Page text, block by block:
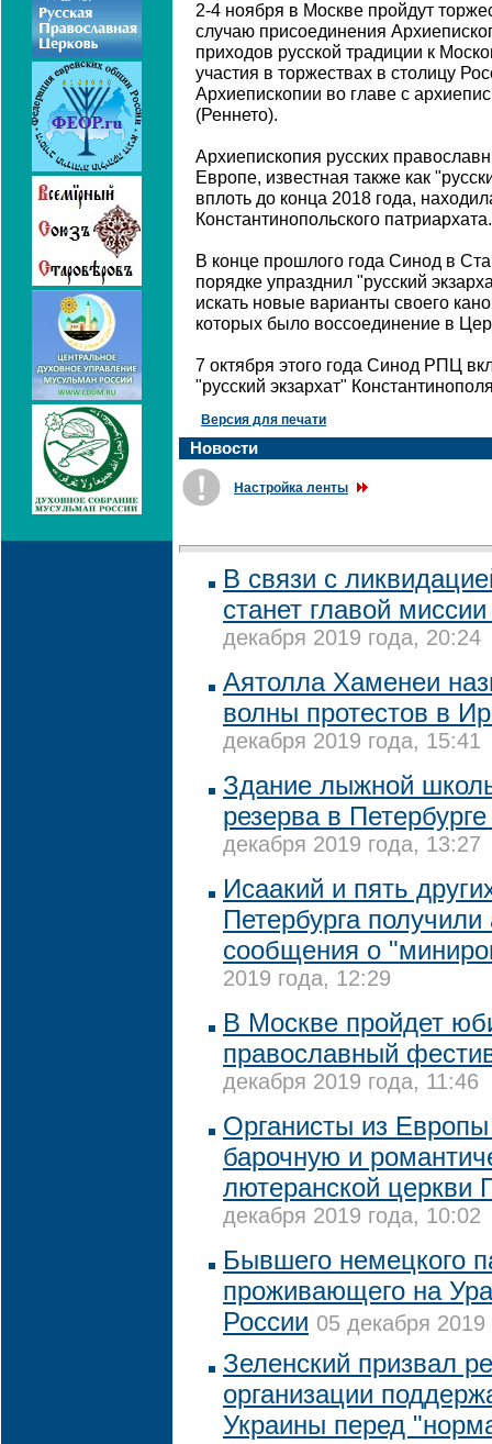
2-4 ноября в Москве пройдут
случаю присоединения
приходов русской традиции к
участия в торжествах в столицу
Архиепископии во главе с
(Реннето).
Архиепископия русских
Европе, известная также как
вплоть до конца 2018 года,
Константинопольского патриархата.
В конце прошлого года Синод в
порядке упразднил "русский
искать новые варианты своего
которых было воссоединение в
7 октября этого года Синод РПЦ
"русский экзархат"
Версия для печати
Новости
Настройка ленты
В связи с
станет главой
декабря 2019 года, 20:24
Аятолла Хаменеи
волны протестов в
декабря 2019 года, 15:41
Здание лыжной
резерва в
декабря 2019 года, 13:27
Исаакий и пять
Петербурга
сообщения о
2019 года, 12:29
В Москве пройдет
православный
декабря 2019 года, 11:46
Органисты из
барочную и
лютеранской церкви
декабря 2019 года, 10:02
Бывшего немецкого
проживающего на
России 05 декабря 2019
Зеленский призвал
организации
Украины перед